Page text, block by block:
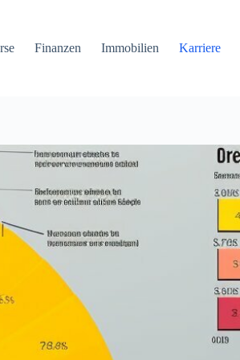
Finanzen Immobilien Karriere